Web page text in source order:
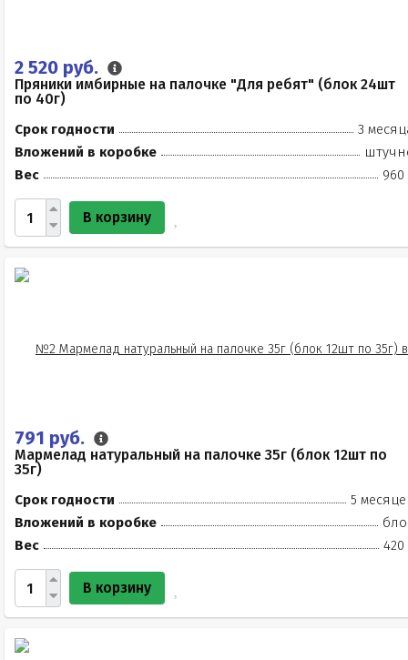
2 520 руб.
Пряники имбирные на палочке "Для ребят" (блок 24шт
по 40г)
Срок годности
3
Вложений в коробке
Вес
960
В корзину
791 руб.
Мармелад натуральный на палочке 35г (блок 12шт по
35г)
Срок годности
5
Вложений в коробке
Вес
420
В корзину